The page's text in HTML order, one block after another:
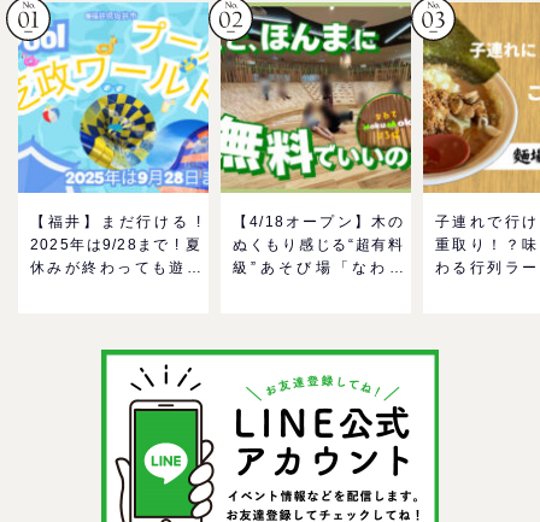
【福井】まだ行ける !
2025年は9/28まで ! 夏
休みが終わっても遊べ
【4/18オープン】木の
ぬくもり感じる“超有料
級”あそび場「なわて
＠イオンモール四條畷
子連れで行
重取り！？
わる行列ラ